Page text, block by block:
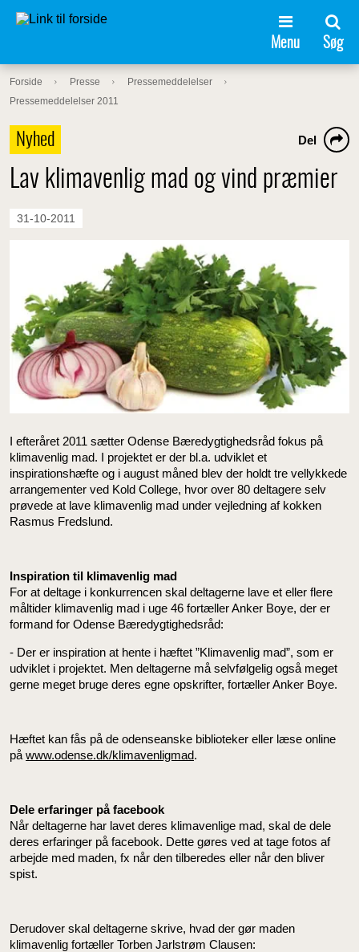
Menu Søg
Forside Presse
Pressemeddelelser
Pressemeddelelser 2011
Nyhed
Lav klimavenlig mad og vind præmier
Del
31-10-2011
I efteråret 2011 sætter Odense Bæredygtighedsråd fokus på
klimavenlig mad. I projektet er der bl.a. udviklet et
inspirationshæfte og i august måned blev der holdt tre vellykkede
arrangementer ved Kold College, hvor over 80 deltagere selv
prøvede at lave klimavenlig mad under vejledning af kokken
Rasmus Fredslund.
Inspiration til klimavenlig mad
For at deltage i konkurrencen skal deltagerne lave et eller flere
måltider klimavenlig mad i uge 46 fortæller Anker Boye, der er
formand for Odense Bæredygtighedsråd:
- Der er inspiration at hente i hæftet ”Klimavenlig mad”, som er
udviklet i projektet. Men deltagerne må selvfølgelig også meget
gerne meget bruge deres egne opskrifter, fortæller Anker Boye.
Hæftet kan fås på de odenseanske biblioteker eller læse online
på www.odense.dk/klimavenligmad.
Dele erfaringer på facebook
Når deltagerne har lavet deres klimavenlige mad, skal de dele
deres erfaringer på facebook. Dette gøres ved at tage fotos af
arbejde med maden, fx når den tilberedes eller når den bliver
spist.
Derudover skal deltagerne skrive, hvad der gør maden
klimavenlig fortæller Torben Jarlstrøm Clausen: